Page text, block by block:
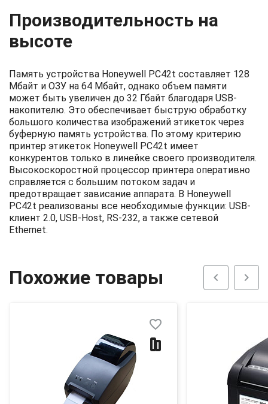
Производительность на
высоте
Память устройства Honeywell PC42t составляет 128
Мбайт и ОЗУ на 64 Мбайт, однако объем памяти
может быть увеличен до 32 Гбайт благодаря USB-
накопителю. Это обеспечивает быструю обработку
большого количества изображений этикеток через
буферную память устройства. По этому критерию
принтер этикеток Honeywell PC42t имеет
конкурентов только в линейке своего производителя.
Высокоскоростной процессор принтера оперативно
справляется с большим потоком задач и
предотвращает зависание аппарата. В Honeywell
PC42t реализованы все необходимые функции: USB-
клиент 2.0, USB-Host, RS-232, а также сетевой
Ethernet.
Похожие товары chevron_left chevron_right
favorite_border